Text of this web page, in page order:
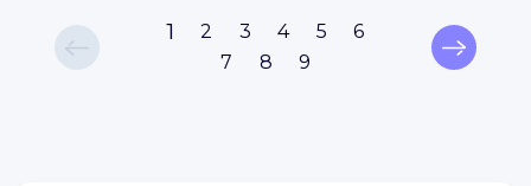
1 2 3 4 5
6
7
8 9